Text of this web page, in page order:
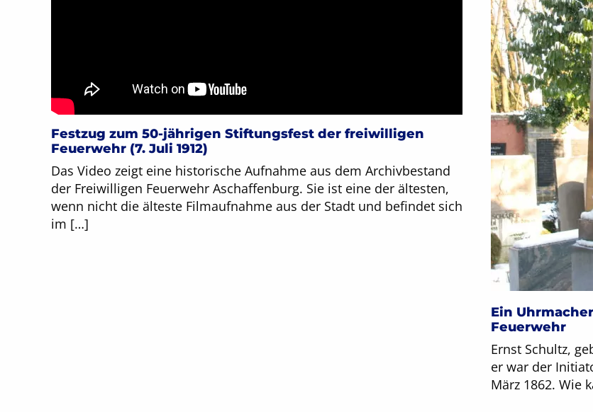
Ein
Feuerwehr
Ernst Schultz,
er war der
März 1862. Wie
Festzug zum 50-jährigen Stiftungsfest der freiwilligen
Feuerwehr (7. Juli 1912)
Das Video zeigt eine historische Aufnahme aus dem Archivbestand
der Freiwilligen Feuerwehr Aschaffenburg. Sie ist eine der ältesten,
wenn nicht die älteste Filmaufnahme aus der Stadt und befindet sich
im […]